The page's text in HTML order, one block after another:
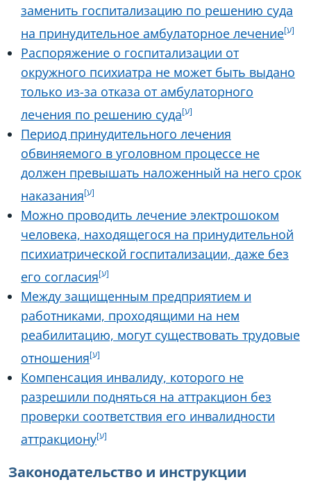
заменить госпитализацию по решению суда
на принудительное амбулаторное лечение
Распоряжение о госпитализации от
окружного психиатра не может быть выдано
только из-за отказа от амбулаторного
лечения по решению суда
Период принудительного лечения
обвиняемого в уголовном процессе не
должен превышать наложенный на него срок
наказания
Можно проводить лечение электрошоком
человека, находящегося на принудительной
психиатрической госпитализации, даже без
его согласия
Между защищенным предприятием и
работниками, проходящими на нем
реабилитацию, могут существовать трудовые
отношения
Компенсация инвалиду, которого не
разрешили подняться на аттракцион без
проверки соответствия его инвалидности
аттракциону
Законодательство и инструкции